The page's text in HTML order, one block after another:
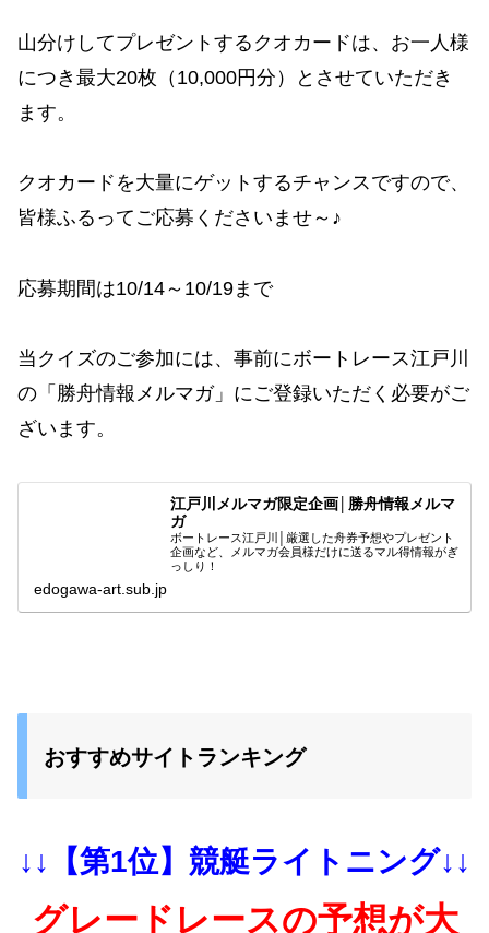
山分けしてプレゼントするクオカードは、お一人様
につき最大20枚（10,000円分）とさせていただき
ます。
クオカードを大量にゲットするチャンスですので、
皆様ふるってご応募くださいませ～♪
応募期間は10/14～10/19まで
当クイズのご参加には、事前にボートレース江戸川
の「勝舟情報メルマガ」にご登録いただく必要がご
ざいます。
江戸川メルマガ限定企画│勝舟情報メルマ
ガ
ボートレース江戸川│厳選した舟券予想やプレゼント
企画など、メルマガ会員様だけに送るマル得情報がぎ
っしり！
edogawa-art.sub.jp
おすすめサイトランキング
↓↓【第1位】競艇ライトニング↓↓
グレードレースの予想が大